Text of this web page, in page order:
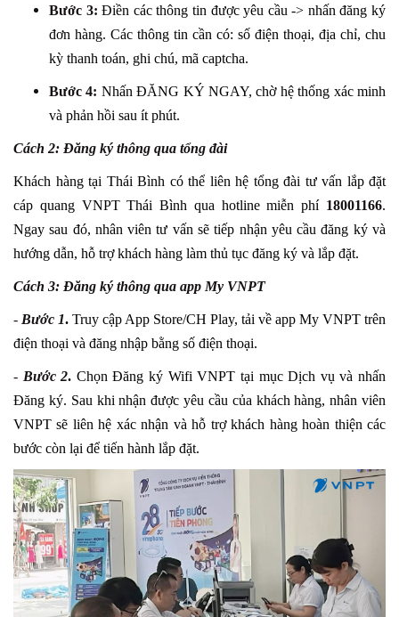
Bước 3:Điền các thông tin được yêu cầu -> nhấn đăng ký
đơn hàng. Các thông tin cần có: số điện thoại, địa chỉ, chu
kỳ thanh toán, ghi chú, mã captcha.
Bước 4: Nhấn ĐĂNG KÝ NGAY, chờ hệ thống xác minh
và phản hồi sau ít phút.
Cách 2: Đăng ký thông qua tổng đài
Khách hàng tại Thái Bình có thể liên hệ tổng đài tư vấn lắp đặt
cáp quang VNPT Thái Bình qua hotline miễn phí 18001166.
Ngay sau đó, nhân viên tư vấn sẽ tiếp nhận yêu cầu đăng ký và
hướng dẫn, hỗ trợ khách hàng làm thủ tục đăng ký và lắp đặt.
Cách 3: Đăng ký thông qua app My VNPT
- Bước 1. Truy cập App Store/CH Play, tải về app My VNPT trên
điện thoại và đăng nhập bằng số điện thoại.
- Bước 2. Chọn Đăng ký Wifi VNPT tại mục Dịch vụ và nhấn
Đăng ký. Sau khi nhận được yêu cầu của khách hàng, nhân viên
VNPT sẽ liên hệ xác nhận và hỗ trợ khách hàng hoàn thiện các
bước còn lại để tiến hành lắp đặt.